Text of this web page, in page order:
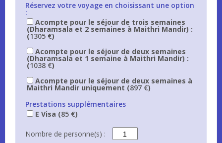
Réservez votre voyage en choisissant une option
:
Acompte pour le séjour de trois semaines
(Dharamsala et 2 semaines à Maithri Mandir) :
(1305 €)
Acompte pour le séjour de deux semaines
(Dharamsala et 1 semaine à Maithri Mandir) :
(1038 €)
Acompte pour le séjour de deux semaines à
Maithri Mandir uniquement (897 €)
Prestations supplémentaires
E Visa (85 €)